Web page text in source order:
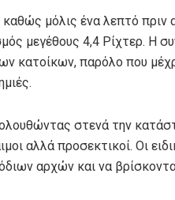
μόλις ένα λεπτό πριν
μεγέθους 4,4 Ρίχτερ. Η
κατοίκων, παρόλο που
στενά την
αλλά προσεκτικοί. Οι
αρχών και να